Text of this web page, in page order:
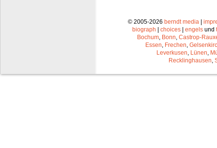
© 2005-2026 berndt media |
biograph | choices | engels und
Bochum Bonn Castrop-
Essen Frechen
Leverkusen Lünen
Recklinghausen